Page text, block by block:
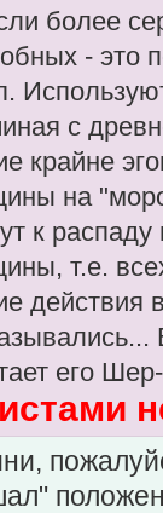
более
- это
с
крайне
на
к
т.е.
действия
его